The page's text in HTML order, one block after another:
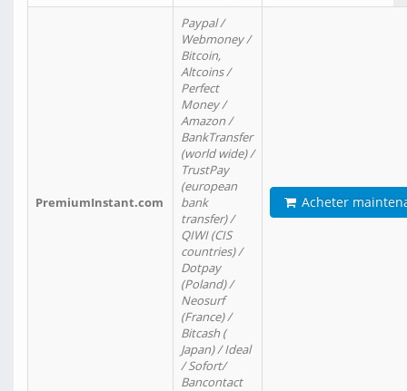
PremiumInstant.com
Paypal /
Webmoney /
Bitcoin,
Altcoins /
Perfect
Money /
Amazon /
BankTransfer
(world wide) /
TrustPay
(european
bank
transfer) /
QIWI (CIS
countries) /
Dotpay
(Poland) /
Neosurf
(France) /
Bitcash (
Japan) / Ideal
/ Sofort/
Bancontact
Acheter